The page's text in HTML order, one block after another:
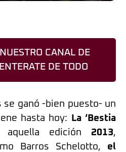
CANAL DE
DE TODO
se ganó -bien puesto- un
hasta hoy: La ‘Bestia
edición 2013,
Barros Schelotto, el